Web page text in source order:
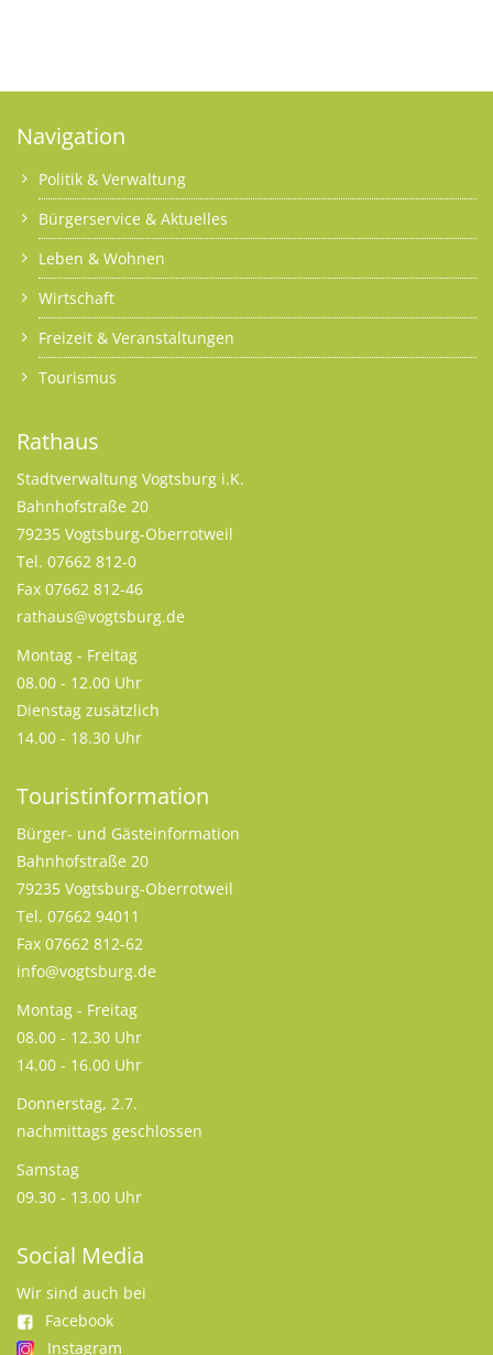
Navigation
Politik & Verwaltung
Bürgerservice & Aktuelles
Leben & Wohnen
Wirtschaft
Freizeit & Veranstaltungen
Tourismus
Rathaus
Stadtverwaltung Vogtsburg i.K.
Bahnhofstraße 20
79235 Vogtsburg-Oberrotweil
Tel. 07662 812-0
Fax 07662 812-46
rathaus@vogtsburg.de
Montag - Freitag
08.00 - 12.00 Uhr
Dienstag zusätzlich
14.00 - 18.30 Uhr
Touristinformation
Bürger- und Gästeinformation
Bahnhofstraße 20
79235 Vogtsburg-Oberrotweil
Tel. 07662 94011
Fax 07662 812-62
info@vogtsburg.de
Montag - Freitag
08.00 - 12.30 Uhr
14.00 - 16.00 Uhr
Donnerstag, 2.7.
nachmittags geschlossen
Samstag
09.30 - 13.00 Uhr
Social Media
Wir sind auch bei
Facebook
Instagram